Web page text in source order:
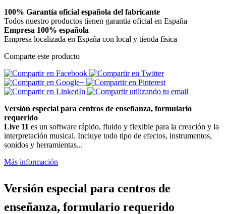
100% Garantía oficial española del fabricante
Todos nuestro productos tienen garantia oficial en España
Empresa 100% española
Empresa localizada en España con local y tienda física
Comparte este producto
Versión especial para centros de enseñanza, formulario
requerido
Live 11 es un software rápido, fluido y flexible para la creación y la
interpretación musical. Incluye todo tipo de efectos, instrumentos,
sonidos y herramientas...
Más información
Versión especial para centros de
enseñanza, formulario requerido